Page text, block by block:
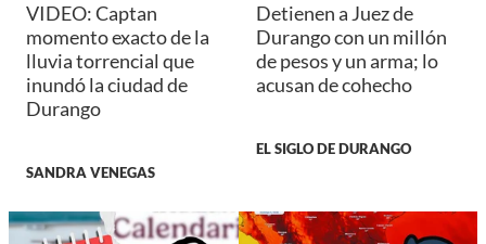
VIDEO: Captan
momento exacto de la
lluvia torrencial que
inundó la ciudad de
Durango
SANDRA VENEGAS
Detienen a Juez de
Durango con un millón
de pesos y un arma; lo
acusan de cohecho
EL SIGLO DE DURANGO